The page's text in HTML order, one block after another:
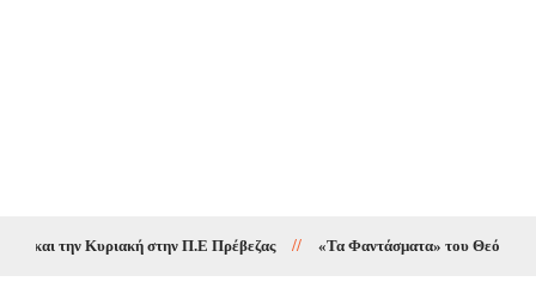
την Κυριακή στην Π.Ε Πρέβεζας // «Τα Φαντάσματα» του Θεόδωρου